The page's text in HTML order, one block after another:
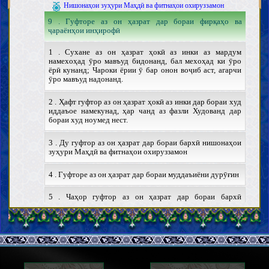
Нишонаҳои зуҳури Маҳдӣ ва фитнаҳои охируззамон
9 . Гуфторе аз он ҳазрат дар бораи фирқаҳо ва
ҷараёнҳои инҳирофӣ
1 . Сухане аз он ҳазрат ҳокӣ аз инки аз мардум
намехоҳад ӯро мавъуд бидонанд, бал мехоҳад ки ӯро
ёрӣ кунанд; Чароки ёрии ӯ бар онон воҷиб аст, агарчи
ӯро мавъуд надонанд.
2 . Ҳафт гуфтор аз он ҳазрат ҳокӣ аз инки дар бораи худ
иддаъое намекунад, ҳар чанд аз фазли Худованд дар
бораи худ ноумед нест.
3 . Ду гуфтор аз он ҳазрат дар бораи бархӣ нишонаҳои
зуҳури Маҳдӣ ва фитнаҳои охируззамон
4 . Гуфторе аз он ҳазрат дар бораи муддаъиёни дурӯғин
5 . Чаҳор гуфтор аз он ҳазрат дар бораи бархӣ
муддаъиёни дурӯғин ва пайравони онҳо
6 . Гуфторе аз он ҳазрат дар ёди некони гузашта ва
некуҳиши ин замон ва аҳлаш ва таъкид бар зарурати
расондани ҳукумат ба Маҳдӣ